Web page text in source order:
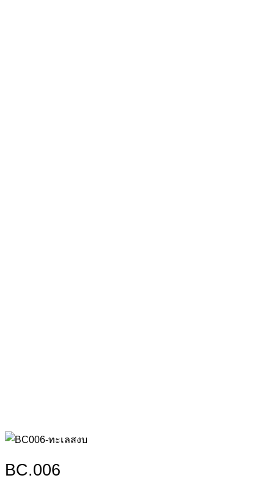
BC.006